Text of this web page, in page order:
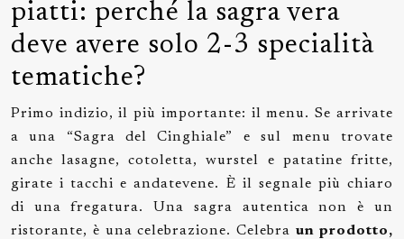
piatti: perché la sagra vera
deve avere solo 2-3 specialità
tematiche?
Primo indizio, il più importante: il menu. Se arrivate
a una “Sagra del Cinghiale” e sul menu trovate
anche lasagne, cotoletta, wurstel e patatine fritte,
girate i tacchi e andatevene. È il segnale più chiaro
di una fregatura. Una sagra autentica non è un
ristorante, è una celebrazione. Celebraun prodotto,